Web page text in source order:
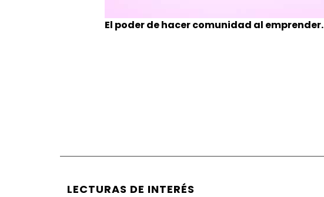
El poder de hacer comunidad al emprender.
LECTURAS DE INTERÉS